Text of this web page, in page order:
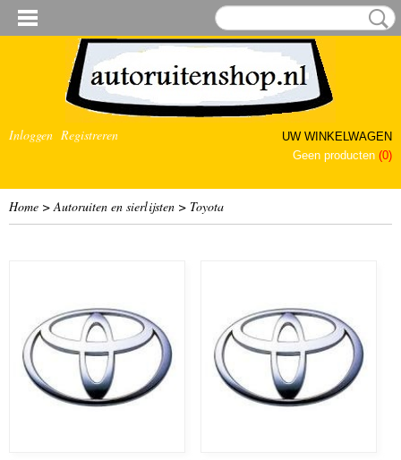
Inloggen Registreren
UW WINKELWAGEN
Geen producten (0)
Home >Autoruiten en sierlijsten > Toyota